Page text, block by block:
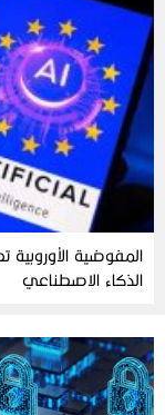
المفوضية
الذكاء الاصطناعي